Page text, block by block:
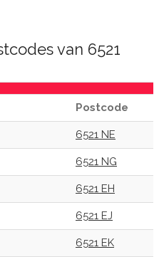
van 6521
Postcode
6521 NE
6521 NG
6521 EH
6521 EJ
6521 EK